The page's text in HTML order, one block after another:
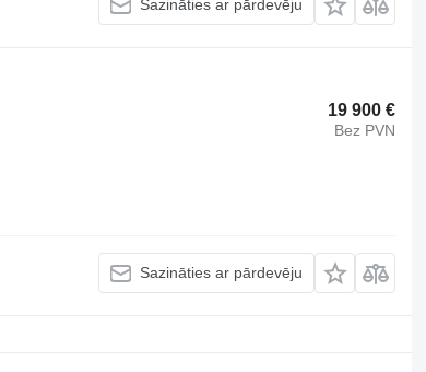
Sazināties ar pārdevēju
19 900 €
Bez PVN
Sazināties ar pārdevēju